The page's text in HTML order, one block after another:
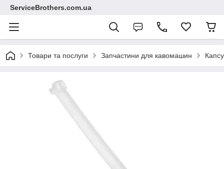
ServiceBrothers.com.ua
Товари та послуги Запчастини для кавомашин